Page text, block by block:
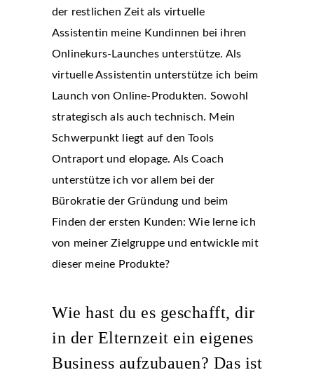
der restlichen Zeit als virtuelle
Assistentin meine Kundinnen bei ihren
Onlinekurs-Launches unterstütze. Als
virtuelle Assistentin unterstütze ich beim
Launch von Online-Produkten. Sowohl
strategisch als auch technisch. Mein
Schwerpunkt liegt auf den Tools
Ontraport und elopage. Als Coach
unterstütze ich vor allem bei der
Bürokratie der Gründung und beim
Finden der ersten Kunden: Wie lerne ich
von meiner Zielgruppe und entwickle mit
dieser meine Produkte?
Wie hast du es geschafft, dir
in der Elternzeit ein eigenes
Business aufzubauen? Das ist